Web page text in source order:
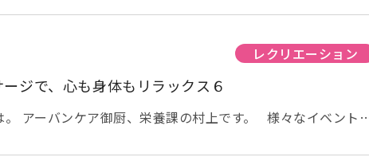
おっ、桜か。春やなー。 皆さん楽しそうに作成してくれまし
きました。 コロナの影響はまだまだ続きますが、皆さん体
。
レクリエーション
ジで、心も身体もリラックス６
アーバンケア御厨、栄養課の村上です。 様々なイベント